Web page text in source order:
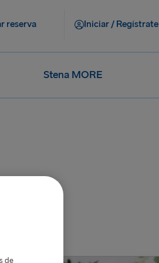
reserva Iniciar / Regístrate
Stena MORE
de